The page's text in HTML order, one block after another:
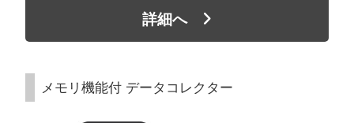
詳細へ
メモリ機能付 データコレクター